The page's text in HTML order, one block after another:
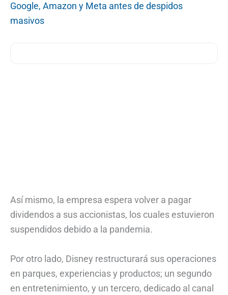
Google, Amazon y Meta antes de despidos
masivos
Así mismo, la empresa espera volver a pagar
dividendos a sus accionistas, los cuales estuvieron
suspendidos debido a la pandemia.
Por otro lado, Disney restructurará sus operaciones
en parques, experiencias y productos; un segundo
en entretenimiento, y un tercero, dedicado al canal